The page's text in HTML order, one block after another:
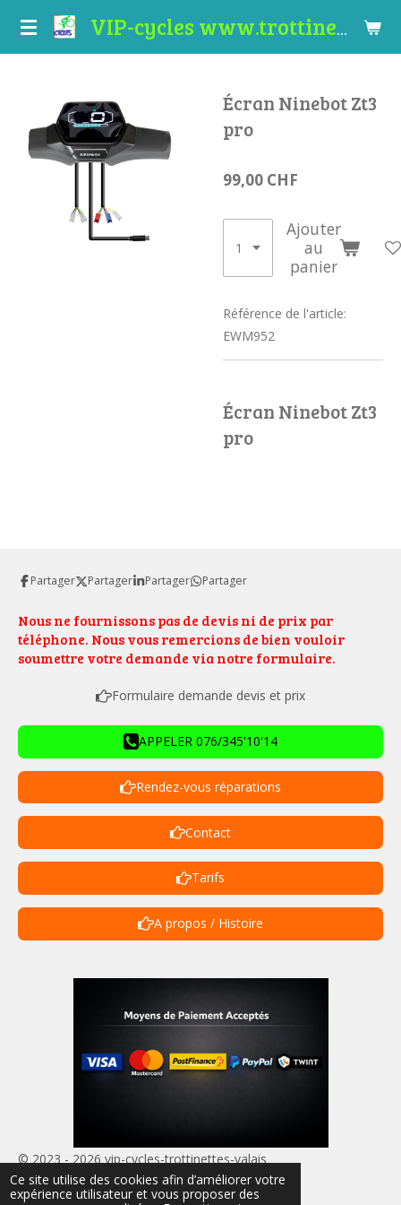
Ce site utilise des cookies afin d’améliorer votre
expérience utilisateur et vous proposer des
Passer
VIP-cycles www.trottinettes-valais.ch
Écran Ninebot Zt3
pro
99,00 CHF
Ajouter
au
panier
Référence de l'article:
EWM952
Écran Ninebot Zt3
pro
Partager Partager Partager Partager
Nous ne fournissons pas de devis ni de prix par
téléphone. Nous vous remercions de bien vouloir
soumettre votre demande via notre formulaire.
Formulaire demande devis et prix
APPELER 076/345'10'14
Rendez-vous réparations
Contact
Tarifs
A propos / Histoire
© 2023 - 2026 vip-cycles-trottinettes-valais
Propulsé par Webador